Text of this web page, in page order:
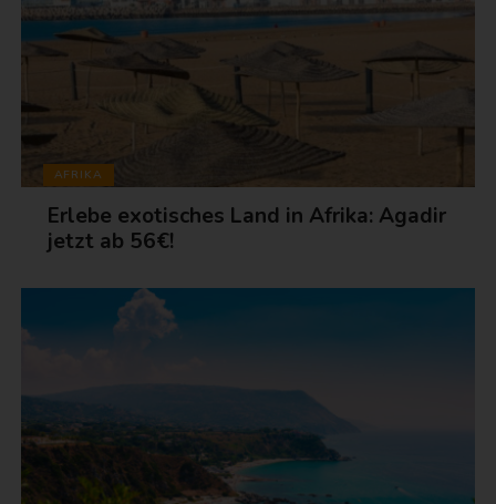
AFRIKA
Erlebe exotisches Land in Afrika: Agadir
jetzt ab 56€!